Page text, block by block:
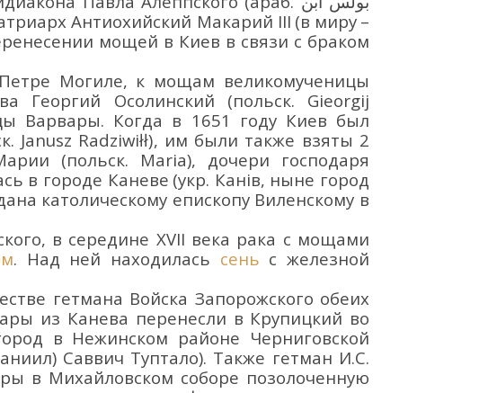
Антиохийский Макарий III (в миру –
мощей в Киев в связи с браком
Петре Могиле, к мощам великомученицы
Георгий Осолинский (польск. Gieorgij
Варвары. Когда в 1651 году Киев был
Janusz Radziwiłł), им были также взяты 2
(польск. Maria), дочери господаря
в городе Каневе (укр. Канів, ныне город
католическому епископу Виленскому в
, в середине XVII века рака с мощами
. Над ней находилась сень с железной
гетмана Войска Запорожского обеих
из Канева перенесли в Крупицкий во
в Нежинском районе Черниговской
Саввич Туптало). Также гетман И.С.
в Михайловском соборе позолоченную